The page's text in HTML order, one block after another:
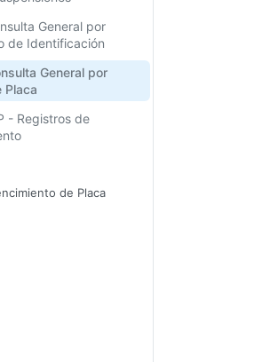
General por
de Identificación
General por
Placa
- Registros de
de Placa